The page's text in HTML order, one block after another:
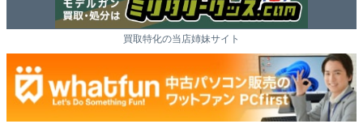
買取特化の当店姉妹サイト